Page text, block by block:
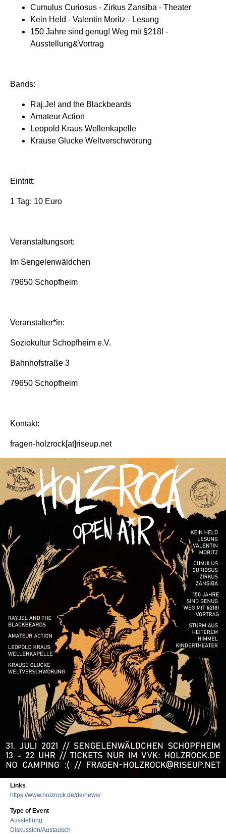
Cumulus Curiosus - Zirkus Zansiba - Theater
Kein Held - Valentin Moritz - Lesung
150 Jahre sind genug! Weg mit §218! -
Ausstellung&Vortrag
Bands:
Raj.Jel and the Blackbeards
Amateur Action
Leopold Kraus Wellenkapelle
Krause Glucke Weltverschwörung
Eintritt:
1 Tag: 10 Euro
Veranstaltungsort:
Im Sengelenwäldchen
79650 Schopfheim
Veranstalter*in:
Soziokultur Schopfheim e.V.
Bahnhofstraße 3
79650 Schopfheim
Kontakt:
fragen-holzrock[at]riseup.net
Links
https://www.holzrock.de/de/news/
Type of Event
Ausstellung
Diskussion/Austausch